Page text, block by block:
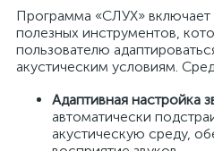
Программа «СЛУХ»
полезных инструментов,
пользователю
акустическим условиям.
Адаптивная настройка
автоматически
акустическую среду,